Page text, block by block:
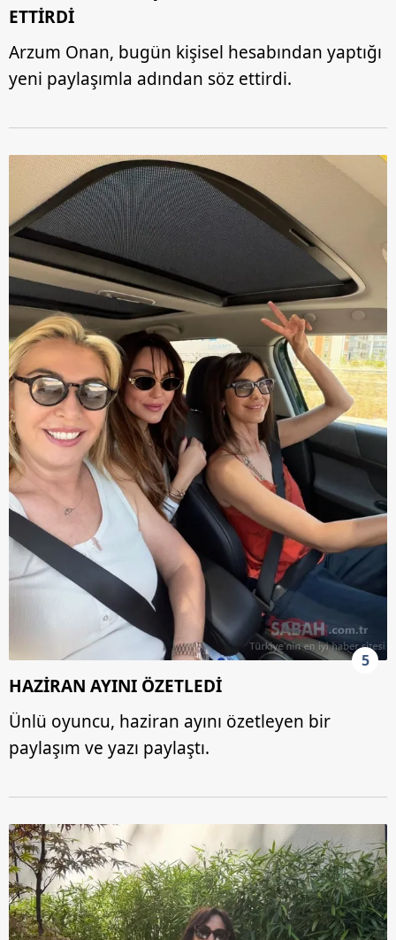
ETTİRDİ
Arzum Onan, bugün kişisel hesabından yaptığı
yeni paylaşımla adından söz ettirdi.
5
HAZİRAN AYINI ÖZETLEDİ
Ünlü oyuncu, haziran ayını özetleyen bir
paylaşım ve yazı paylaştı.